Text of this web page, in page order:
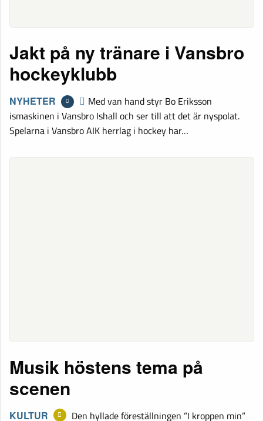
Jakt på ny tränare i Vansbro
hockeyklubb
NYHETER
Med van hand styr Bo Eriksson
ismaskinen i Vansbro Ishall och ser till att det är nyspolat.
Spelarna i Vansbro AIK herrlag i hockey har…
Musik höstens tema på
scenen
KULTUR
Den hyllade föreställningen ”I kroppen min”